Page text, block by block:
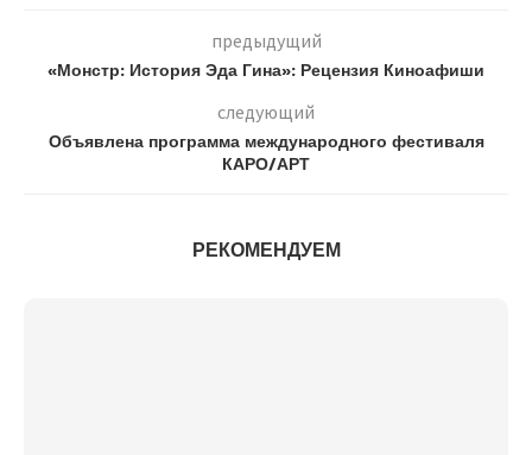
предыдущий
«Монстр: История Эда Гина»: Рецензия Киноафиши
следующий
Объявлена программа международного фестиваля
КАРО/АРТ
РЕКОМЕНДУЕМ